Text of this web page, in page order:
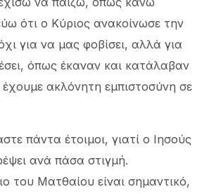
ότι ο Κύριος ανακοίνωσε την
για να μας φοβίσει, αλλά για
όπως έκαναν και κατάλαβαν
έχουμε ακλόνητη εμπιστοσύνη σε
πάντα έτοιμοι, γιατί ο Ιησούς
ανά πάσα στιγμή.
του Ματθαίου είναι σημαντικό,